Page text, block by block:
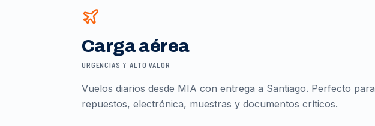
Carga aérea
URGENCIAS Y ALTO VALOR
Vuelos diarios desde MIA con entrega a Santiago. Perfecto para
repuestos, electrónica, muestras y documentos críticos.